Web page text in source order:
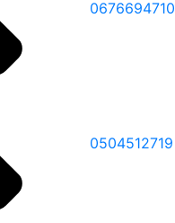
0676694710
0504512719